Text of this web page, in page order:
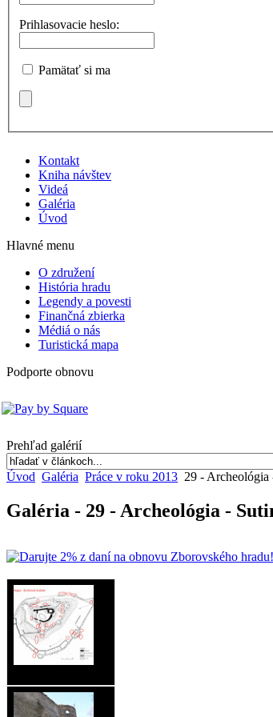
Prihlasovacie heslo:
Pamätať si ma
Kontakt
Kniha návštev
Videá
Galéria
Úvod
Hlavné menu
O združení
História hradu
Legendy a povesti
Finančná zbierka
Médiá o nás
Turistická mapa
Podporte obnovu
Prehľad galérií
Úvod Galéria Práce v roku 2013 29 - Archeológia
Galéria - 29 - Archeológia -